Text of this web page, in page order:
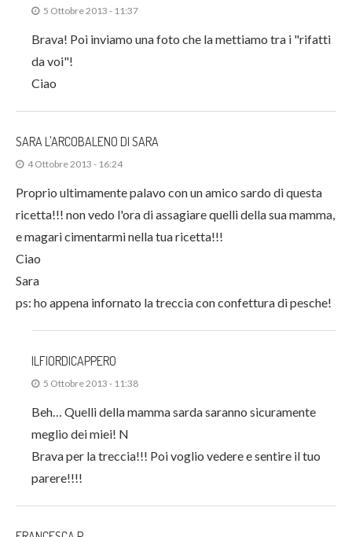
5 Ottobre 2013 - 11:37
Brava! Poi inviamo una foto che la mettiamo tra i "rifatti
da voi"!
Ciao
SARA L'ARCOBALENO DI SARA
4 Ottobre 2013 - 16:24
Proprio ultimamente palavo con un amico sardo di questa
ricetta!!! non vedo l'ora di assagiare quelli della sua mamma,
e magari cimentarmi nella tua ricetta!!!
Ciao
Sara
ps: ho appena infornato la treccia con confettura di pesche!
ILFIORDICAPPERO
5 Ottobre 2013 - 11:38
Beh… Quelli della mamma sarda saranno sicuramente
meglio dei miei! N
Brava per la treccia!!! Poi voglio vedere e sentire il tuo
parere!!!!